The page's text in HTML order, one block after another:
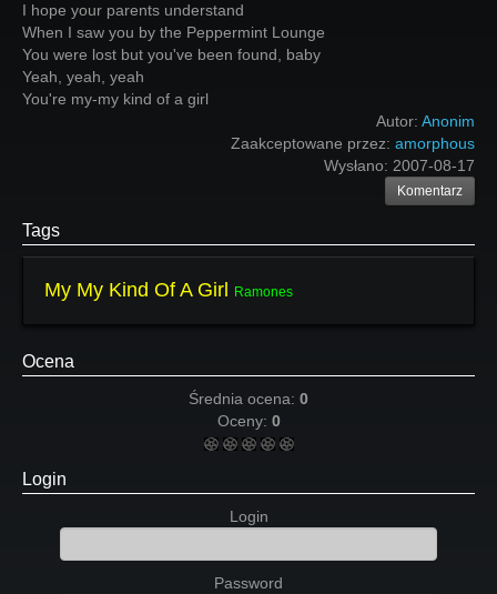
I hope your parents understand
When I saw you by the Peppermint Lounge
You were lost but you've been found, baby
Yeah, yeah, yeah
You're my-my kind of a girl
Autor: Anonim
Zaakceptowane przez: amorphous
Wysłano: 2007-08-17
Komentarz
Tags
My My Kind Of A Girl Ramones
Ocena
Średnia ocena: 0
Oceny: 0
Login
Login
Password